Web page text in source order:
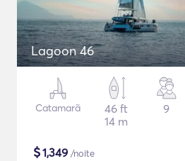
Lagoon 46
Catamarã
46 ft
14 m
9
$1,349 /noite